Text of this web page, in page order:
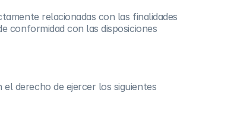
relacionadas con las finalidades
conformidad con las disposiciones
derecho de ejercer los siguientes